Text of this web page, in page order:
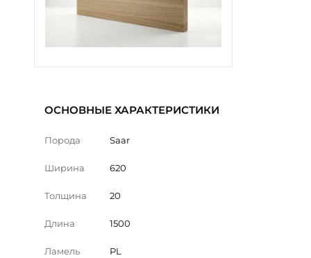
ОСНОВНЫЕ ХАРАКТЕРИСТИКИ
Порода Saar
Ширина 620
Толщина 20
Длина 1500
Ламель PL